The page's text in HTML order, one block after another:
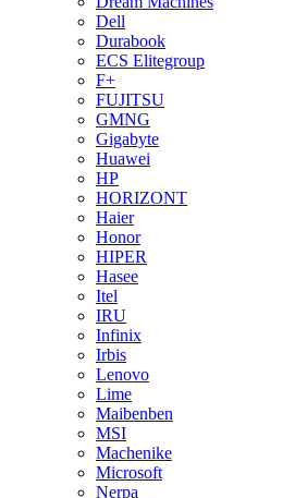
Dell
Durabook
ECS Elitegroup
F+
FUJITSU
GMNG
Gigabyte
Huawei
HP
HORIZONT
Haier
Honor
HIPER
Hasee
Itel
IRU
Infinix
Irbis
Lenovo
Lime
Maibenben
MSI
Machenike
Microsoft
Nerpa